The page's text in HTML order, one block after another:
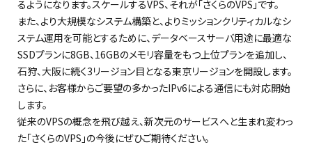
るようになります。スケールするVPS、それが「さくらのVPS」です。
また、より大規模なシステム構築と、よりミッションクリティカルなシ
ステム運用を可能とするために、データベースサーバ用途に最適な
SSDプランに8GB、16GBのメモリ容量をもつ上位プランを追加し、
石狩、大阪に続く3リージョン目となる東京リージョンを開設します。
さらに、お客様からご要望の多かったIPv6による通信にも対応開始
します。
従来のVPSの概念を飛び越え、新次元のサービスへと生まれ変わっ
た「さくらのVPS」の今後にぜひご期待ください。